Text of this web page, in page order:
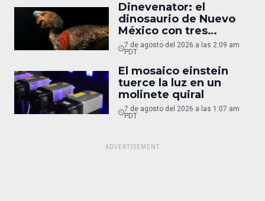
Dinevenator: el
dinosaurio de Nuevo
México con tres
nombres
7 de agosto del 2026 a las 2:09 am
PDT
El mosaico einstein
tuerce la luz en un
molinete quiral
7 de agosto del 2026 a las 1:07 am
PDT